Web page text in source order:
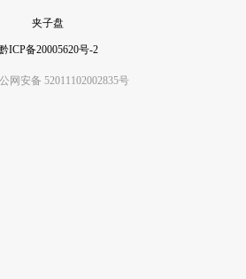
夹子盘
ICP备20005620号-2
网安备 52011102002835号